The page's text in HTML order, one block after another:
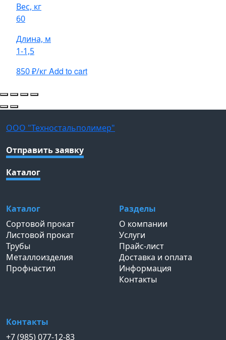
Вес, кг
60
Длина, м
1-1,5
850₽/кгAdd to cart
ООО "Техностальполимер"
Отправить заявку
Каталог
Каталог
Сортовой прокат
Листовой прокат
Трубы
Металлоизделия
Профнастил
Разделы
О компании
Услуги
Прайс-лист
Доставка и оплата
Информация
Контакты
Контакты
+7 (985) 077-12-83